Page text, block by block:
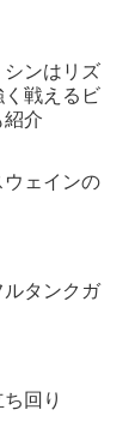
シンはリズ
く戦えるビ
紹介
ェインの
ルタンクガ
回り